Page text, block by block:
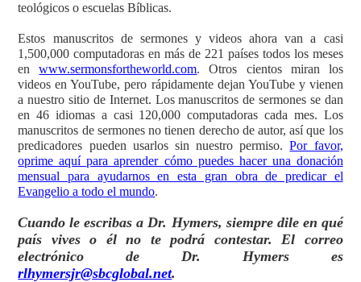
teológicos o escuelas Bíblicas.
Estos manuscritos de sermones y videos ahora van a casi
1,500,000 computadoras en más de 221 países todos los meses
enwww.sermonsfortheworld.com. Otros cientos miran los
videos en YouTube, pero rápidamente dejan YouTube y vienen
a nuestro sitio de Internet. Los manuscritos de sermones se dan
en 46 idiomas a casi 120,000 computadoras cada mes. Los
manuscritos de sermones no tienen derecho de autor, así que los
predicadores pueden usarlos sin nuestro permiso.Por favor,
oprime aquí para aprender cómo puedes hacer una donación
mensual para ayudarnos en esta gran obra de predicar el
Evangelio a todo el mundo.
Cuando le escribas a Dr. Hymers, siempre dile en qué
país vives o él no te podrá contestar. El correo
electrónico de Dr. Hymers es
rlhymersjr@sbcglobal.net.